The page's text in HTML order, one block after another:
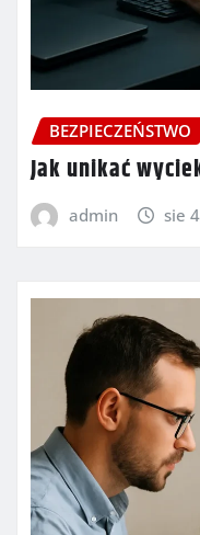
BEZPIECZEŃSTWO
Jak unikać
admin sie